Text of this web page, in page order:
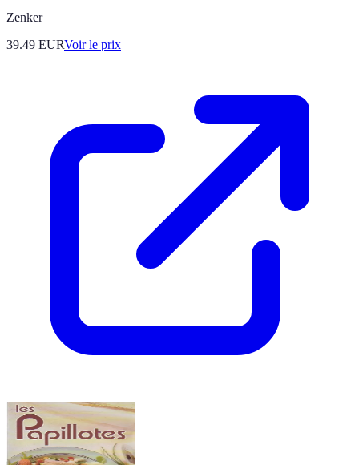
Zenker
39.49 EURVoir le prix